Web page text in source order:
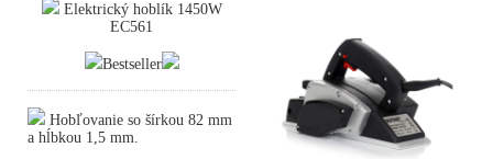
Elektrický hoblík 1450W
EC561
Bestseller
Hobľovanie so šírkou 82 mm
a hĺbkou 1,5 mm.